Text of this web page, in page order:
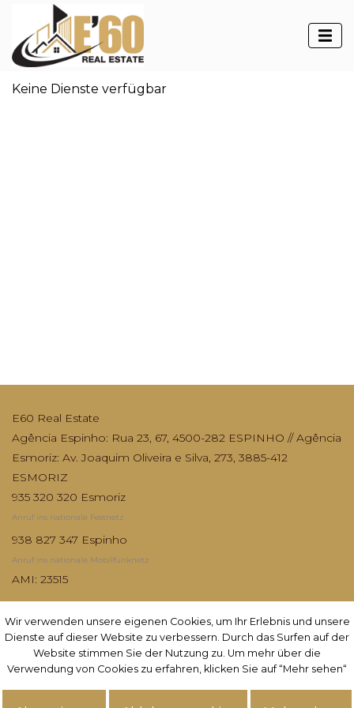
Wir verwenden unsere eigenen Cookies, um Ihr Erlebnis und unsere
Dienste auf dieser Website zu verbessern. Durch das Surfen auf der
Website stimmen Sie der Nutzung zu. Um mehr über die
Verwendung von Cookies zu erfahren, klicken Sie auf “Mehr sehen“
Dienstleistungen
Keine Dienste verfügbar
E60 Real Estate
Agência Espinho: Rua 23, 67, 4500-282 ESPINHO // Agência
Esmoriz: Av. Joaquim Oliveira e Silva, 273, 3885-412
ESMORIZ
935 320 320 Esmoriz
Anruf ins nationale Festnetz
938 827 347 Espinho
Anruf ins nationale Mobilfunknetz
AMI: 23515
Abonnieren
Wir verwenden unsere eigenen Cookies, um Ihr Erlebnis und unsere
Dienste auf dieser Website zu verbessern. Durch das Surfen auf der
Website stimmen Sie der Nutzung zu. Um mehr über die
Verwendung von Cookies zu erfahren, klicken Sie auf “Mehr sehen“